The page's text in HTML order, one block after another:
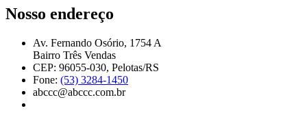
Nosso endereço
Av. Fernando Osório, 1754 A
Bairro Três Vendas
CEP: 96055-030, Pelotas/RS
Fone: (53) 3284-1450
abccc@abccc.com.br